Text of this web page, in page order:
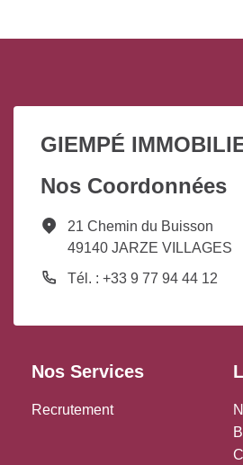
GIEMPÉ
Nos Coordonnées
21 Chemin du Buisson
49140 JARZE VILLAGES
Tél. : +33 9 77 94 44 12
Nos Services
Recrutement